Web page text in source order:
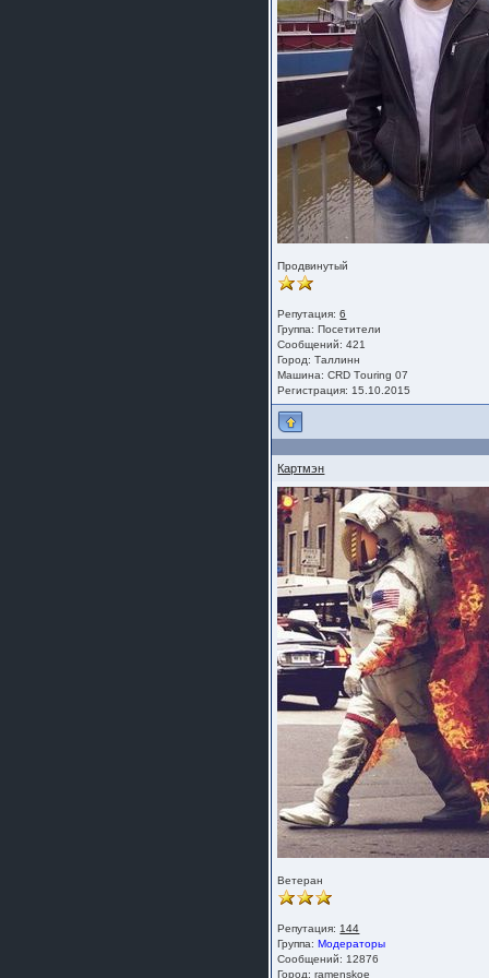
Продвинутый
Репутация:6
Группа:Посетители
Сообщений: 421
Город: Таллинн
Машина: СRD Тouring 07
Регистрация: 15.10.2015
Картмэн
Ветеран
Репутация: 144
Группа:Модераторы
Сообщений: 12876
Город: ramenskoe